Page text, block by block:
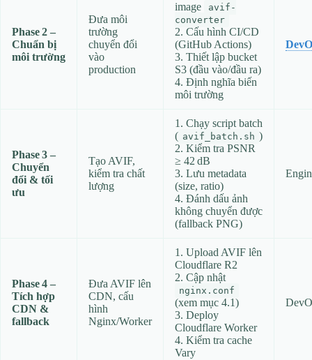
Phase 2 –
Chuẩn bị
môi trường
Đưa môi
trường
chuyển đổi
vào
production
image
avif-
converter
2. Cấu hình CI/CD
(GitHub Actions)
3. Thiết lập bucket
S3 (đầu vào/đầu ra)
4. Định nghĩa biến
môi trường
Phase 3 –
Chuyển
đổi & tối
ưu
Tạo AVIF,
kiểm tra chất
lượng
1. Chạy script batch
( avif_batch.sh )
2. Kiểm tra PSNR
≥ 42 dB
3. Lưu metadata
(size, ratio)
4. Đánh dấu ảnh
không chuyển được
(fallback PNG)
Phase 4 –
Tích hợp
CDN &
fallback
Đưa AVIF lên
CDN, cấu
hình
Nginx/Worker
1. Upload AVIF lên
Cloudflare R2
2. Cập nhật
nginx.conf
(xem mục 4.1)
3. Deploy
Cloudflare Worker
4. Kiểm tra cache
Vary